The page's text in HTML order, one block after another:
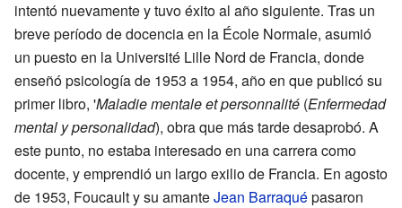
intentó nuevamente y tuvo éxito al año siguiente. Tras un
breve período de docencia en la École Normale, asumió
un puesto en la Université Lille Nord de Francia, donde
enseñó psicología de 1953 a 1954, año en que publicó su
primer libro, 'Maladie mentale et personnalité (Enfermedad
mental y personalidad), obra que más tarde desaprobó. A
este punto, no estaba interesado en una carrera como
docente, y emprendió un largo exilio de Francia. En agosto
de 1953, Foucault y su amanteJean Barraquépasaron